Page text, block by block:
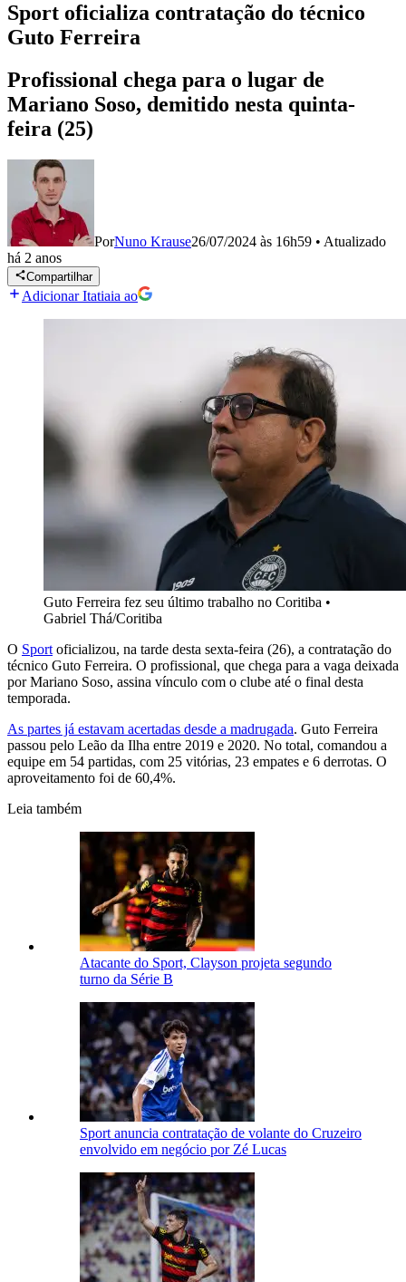
Sport oficializa contratação do técnico
Guto Ferreira
Profissional chega para o lugar de
Mariano Soso, demitido nesta quinta-
feira (25)
PorNuno Krause26/07/2024 às 16h59 • Atualizado
há 2 anos
Compartilhar
Adicionar Itatiaia ao
Guto Ferreira fez seu último trabalho no Coritiba •
Gabriel Thá/Coritiba
O Sport oficializou, na tarde desta sexta-feira (26), a contratação do
técnico Guto Ferreira. O profissional, que chega para a vaga deixada
por Mariano Soso, assina vínculo com o clube até o final desta
temporada.
As partes já estavam acertadas desde a madrugada. Guto Ferreira
passou pelo Leão da Ilha entre 2019 e 2020. No total, comandou a
equipe em 54 partidas, com 25 vitórias, 23 empates e 6 derrotas. O
aproveitamento foi de 60,4%.
Leia também
Atacante do Sport, Clayson projeta segundo
turno da Série B
Sport anuncia contratação de volante do Cruzeiro
envolvido em negócio por Zé Lucas